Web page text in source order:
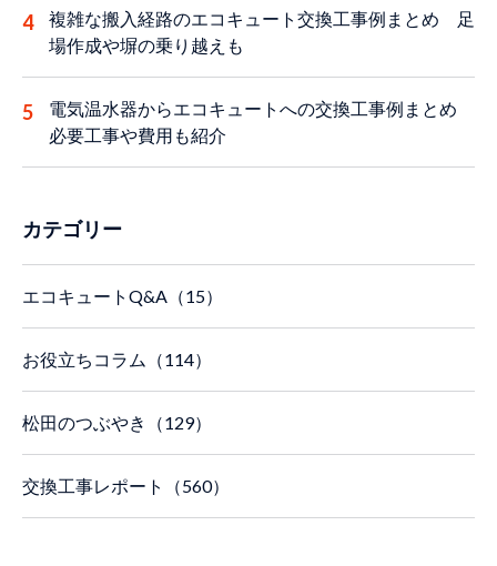
複雑な搬入経路のエコキュート交換工事例まとめ 足
場作成や塀の乗り越えも
電気温水器からエコキュートへの交換工事例まとめ
必要工事や費用も紹介
カテゴリー
エコキュートQ&A（15）
お役立ちコラム（114）
松田のつぶやき（129）
交換工事レポート（560）